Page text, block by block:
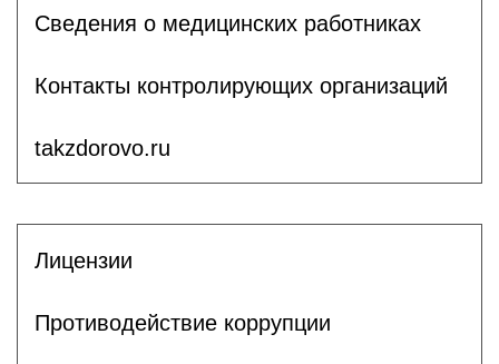
Сведения о медицинских работниках
Контакты контролирующих организаций
takzdorovo.ru
Лицензии
Противодействие коррупции